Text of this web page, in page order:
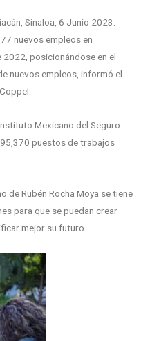
Sinaloa, 6 Junio 2023.-
nuevos empleos en
posicionándose en el
nuevos empleos, informó el
Mexicano del Seguro
puestos de trabajos
de Rubén Rocha Moya se tiene
para que se puedan crear
mejor su futuro.